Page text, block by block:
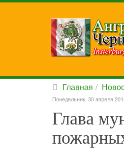
Главная
Понедельник, 30 апреля
Глава